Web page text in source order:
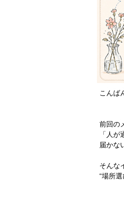
こんば
前回の
「人が
届かな
そんな
“場所